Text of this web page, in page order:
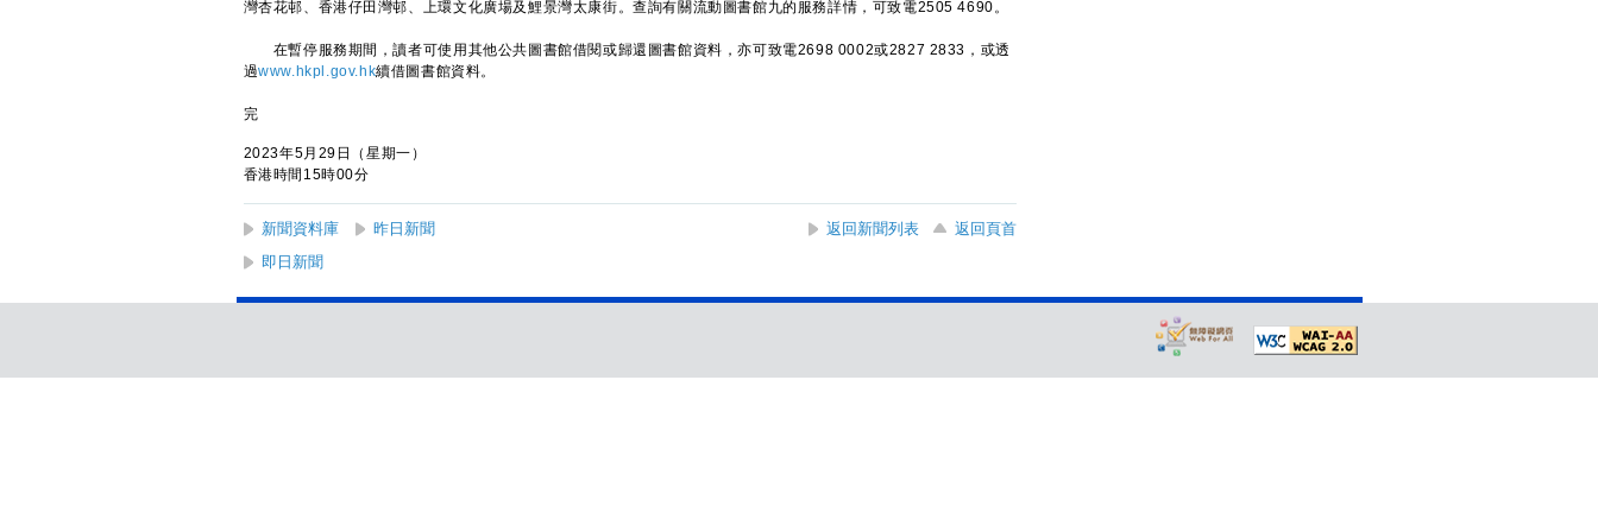
灣杏花邨、香港仔田灣邨、上環文化廣場及鯉景灣太康街。查詢有關流動圖書館九的服務詳情，可致電2505 4690。
在暫停服務期間，讀者可使用其他公共圖書館借閱或歸還圖書館資料，亦可致電2698 0002或2827 2833，或透
過www.hkpl.gov.hk續借圖書館資料。
完
2023年5月29日（星期一）
香港時間15時00分
新聞資料庫 昨日新聞 返回新聞列表
返回頁首
即日新聞